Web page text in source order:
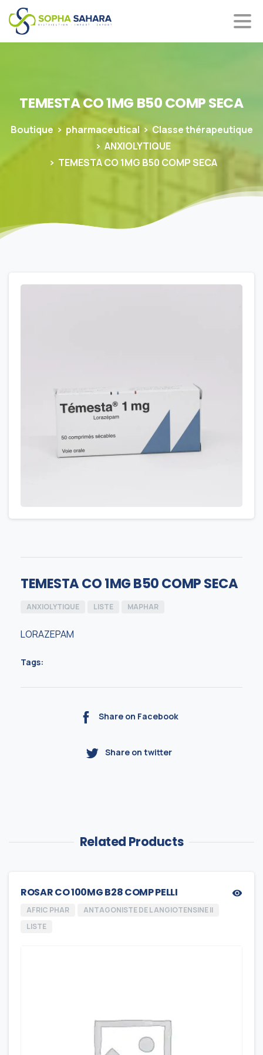
TEMESTACO1MG B50COMPSECA
Boutique pharmaceutical
Classe thérapeutique
ANXIOLYTIQUE
TEMESTA CO 1MG B50 COMP SECA
TEMESTA CO 1MG B50 COMP SECA
ANXIOLYTIQUE LISTE MAPHAR
LORAZEPAM
Tags:
Share on Facebook
Share on twitter
Related Products
ROSAR CO 100MG B28 COMP PELLI
AFRIC PHAR
ANTAGONISTE DE L ANGIOTENSINE II
LISTE